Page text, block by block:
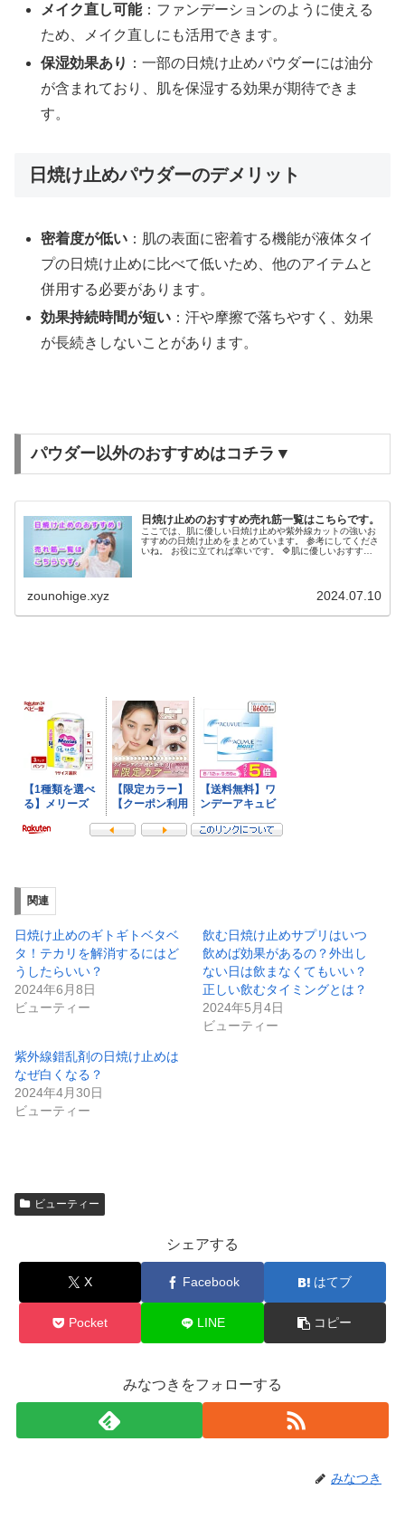
メイク直し可能：ファンデーションのように使える
ため、メイク直しにも活用できます。
保湿効果あり ：一部の日焼け止めパウダーには油分
が含まれており、肌を保湿する効果が期待できま
す。
日焼け止めパウダーのデメリット
密着度が低い ：肌の表面に密着する機能が液体タイ
プの日焼け止めに比べて低いため、他のアイテムと
併用する必要があります。
効果持続時間が短い ：汗や摩擦で落ちやすく、効果
が長続きしないことがあります。
パウダー以外のおすすめはコチラ▼
日焼け止めのおすすめ売れ筋一覧はこちらです。
ここでは、肌に優しい日焼け止めや紫外線カットの強いお
すすめの日焼け止めをまとめています。 参考にしてくださ
いね。 お役に立てれば幸いです。 🔷肌に優しいおすすめ
zounohige.xyz 2024.07.10
関連
日焼け止めのギトギトベタベ
タ！テカリを解消するにはど
うしたらいい？
2024年6月8日
ビューティー
飲む日焼け止めサプリはいつ
飲めば効果があるの？外出し
ない日は飲まなくてもいい？
正しい飲むタイミングとは？
2024年5月4日
ビューティー
紫外線錯乱剤の日焼け止めは
なぜ白くなる？
2024年4月30日
ビューティー
ビューティー
シェアする
X Facebook はてブ
Pocket LINE コピー
みなつきをフォローする
みなつき